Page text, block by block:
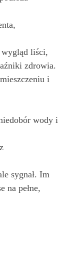
liści,
zdrowia.
i
wody i
sygnał. Im
na pełne,